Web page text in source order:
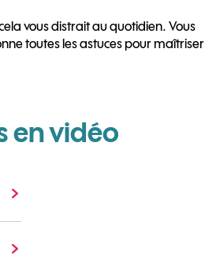
vous distrait au quotidien. Vous
toutes les astuces pour maîtriser
en vidéo